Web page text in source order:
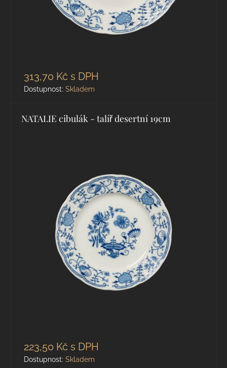
313,70 Kč s DPH
Dostupnost: Skladem
NATALIE cibulák - talíř desertní 19cm
223,50 Kč s DPH
Dostupnost: Skladem